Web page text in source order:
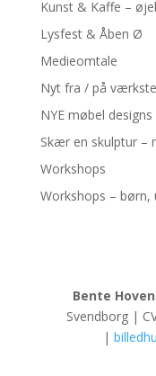
Kunst & Kaffe –
Lysfest & Åben Ø
Medieomtale
Nyt fra / på
NYE møbel designs
Skær en skulptur –
Workshops
Workshops – børn,
Bente
Svendborg |
|